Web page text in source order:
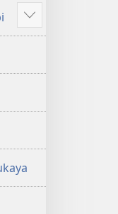
Show
more